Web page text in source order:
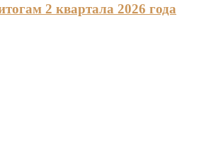
2 квартала 2026 года